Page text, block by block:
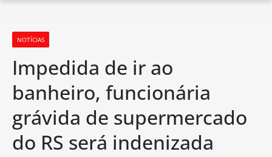
NOTÍCIAS
Impedida de ir ao
banheiro, funcionária
grávida de supermercado
do RS será indenizada